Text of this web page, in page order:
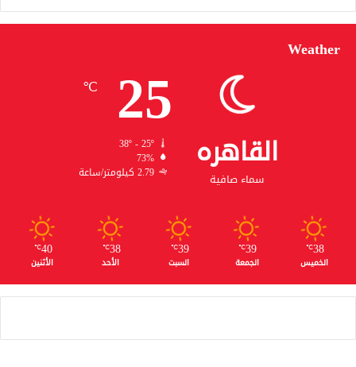
Weather
القاهره
سماء صافية
25
℃
38º - 25º
73%
2.79 كيلومتر/ساعة
38
℃
الخميس
39
℃
الجمعة
39
℃
السبت
38
℃
الأحد
40
℃
الأثنين